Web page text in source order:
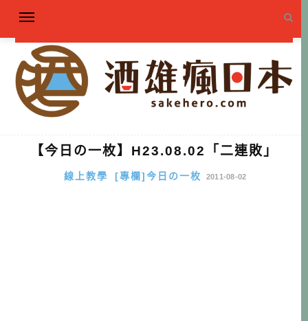
【今日の一枚】H23.08.02「二連敗」
線上教學 [專欄]今日の一枚 2011-08-02